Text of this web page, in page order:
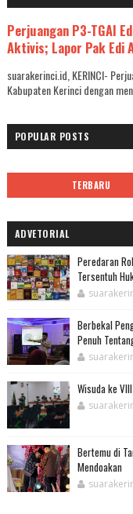
Perjuangan P3-TGAI
Aktivis; Lapor Pak Edi
suarakerinci.id, KERINCI-
Kabupaten Kerinci dengan
POPULAR POSTS
TERBARU
ADVETORIAL
Peredaran
Tersentuh
Berbekal
Penuh
Wisuda ke
Bertemu di
Mendoakan